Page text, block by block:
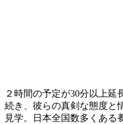
２時間の予定が30分以上
続き、彼らの真剣な態度と
見学。日本全国数多くある